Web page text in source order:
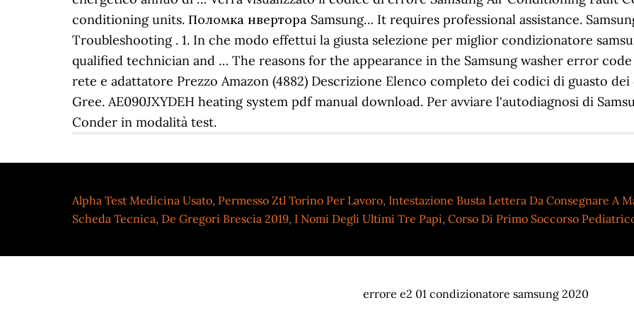
conditioning units. Поломка нвертора Samsung… It requires professional assistance.
Troubleshooting . 1. In che modo effettui la giusta selezione per miglior condizionatore
qualified technician and … The reasons for the appearance in the Samsung washer error code
rete e adattatore Prezzo Amazon (4882) Descrizione Elenco completo dei codici di guasto
Gree. AE090JXYDEH heating system pdf manual download. Per avviare l'autodiagnosi di
Conder in modalità test.
Alpha Test Medicina Usato, Permesso Ztl Torino Per Lavoro, Intestazione Busta Lettera Da Consegnare A
Scheda Tecnica, De Gregori Brescia 2019, I Nomi Degli Ultimi Tre Papi, Corso Di Primo Soccorso
errore e2 01 condizionatore samsung 2020